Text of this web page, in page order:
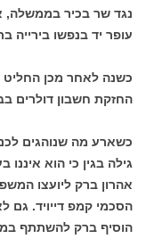
נגד שר בכיר בממשלה,
עופר יד בנפשו בירייה
כשנה לאחר מכן החליט
החזקת חשבון דולרים
כשארע מה שנוהגים
גילה בגין כי הוא
אהרון ברק ליועצו
הסכמי קמפ דייויד. גם
הוסיף ברק להשתתף